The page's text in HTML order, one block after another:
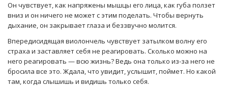
Он чувствует, как напряжены мышцы его лица, как губа ползет
вниз и он ничего не может с этим поделать. Чтобы вернуть
дыхание, он закрывает глаза и беззвучно молится.
Впередисидящая виолончель чувствует затылком волну его
страха и заставляет себя не реагировать. Сколько можно на
него реагировать — всю жизнь? Ведь она только из-за него не
бросила все это. Ждала, что увидит, услышит, поймет. Но какой
там, когда слышишь и видишь только себя.